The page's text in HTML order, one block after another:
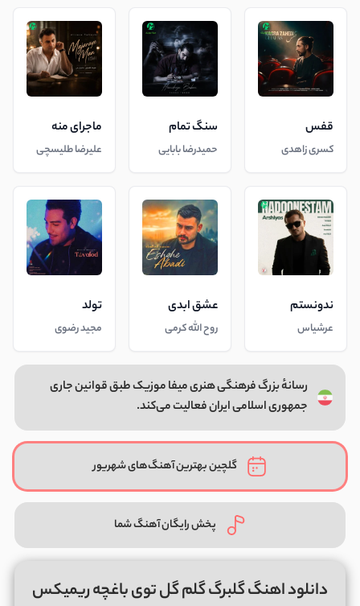
قفس
کسری زاهدی
سنگ تمام
حمیدرضا بابایی
ماجرای منه
علیرضا طلیسچی
ندونستم
عرشیاس
عشق ابدی
روح الله کرمی
تولد
مجید رضوی
رسانهٔ بزرگ فرهنگی هنری میفا موزیک طبق قوانین جاری
جمهوری اسلامی ایران فعالیت می‌کند.
گلچین بهترین آهنگ‌های شهریور
پخش رایگان آهنگ شما
دانلود اهنگ گلبرگ گلم گل توی باغچه ریمیکس